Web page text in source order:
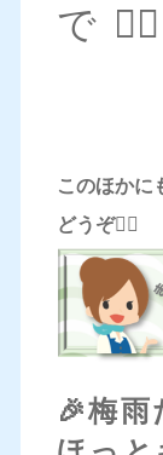
で 💁‍♀️
このほかに
どうぞ💁‍♀️
🎉梅